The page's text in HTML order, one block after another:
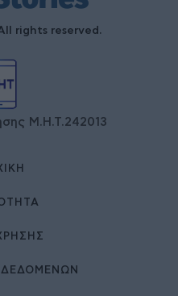
rights reserved.
Μ.Η.Τ.242013
ΔΕΔΟΜΕΝΩΝ